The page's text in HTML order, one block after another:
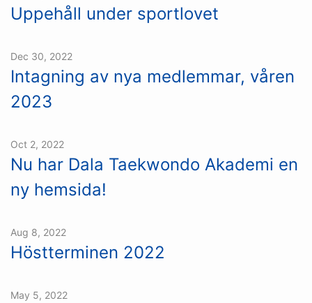
Uppehåll under sportlovet
Dec 30, 2022
Intagning av nya medlemmar, våren
2023
Oct 2, 2022
Nu har Dala Taekwondo Akademi en
ny hemsida!
Aug 8, 2022
Höstterminen 2022
May 5, 2022